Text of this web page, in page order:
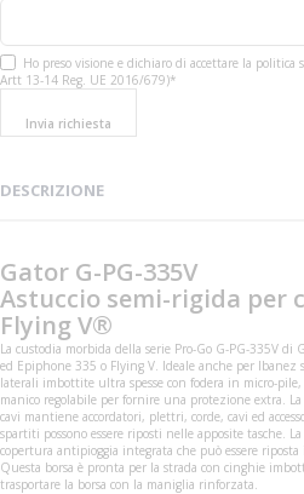
Ho preso visione e dichiaro di accettare la
Artt 13-14 Reg. UE 2016/679)*
Invia richiesta
DESCRIZIONE
Gator G-PG-335V
Astuccio semi-rigida per
Flying V®
La custodia morbida della serie Pro-Go G-PG-335V di
ed Epiphone 335 o Flying V. Ideale anche per Ibanez
laterali imbottite ultra spesse con fodera in micro-
manico regolabile per fornire una protezione extra.
cavi mantiene accordatori, plettri, corde, cavi ed
spartiti possono essere riposti nelle apposite tasche.
copertura antipioggia integrata che può essere
Questa borsa è pronta per la strada con cinghie
trasportare la borsa con la maniglia rinforzata.